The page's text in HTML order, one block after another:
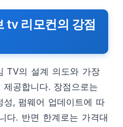
tv 리모컨의 강점
TV의 설계 의도와 가장
공합니다. 장점으로는
성, 펌웨어 업데이트에 따
다. 반면 한계로는 가격대